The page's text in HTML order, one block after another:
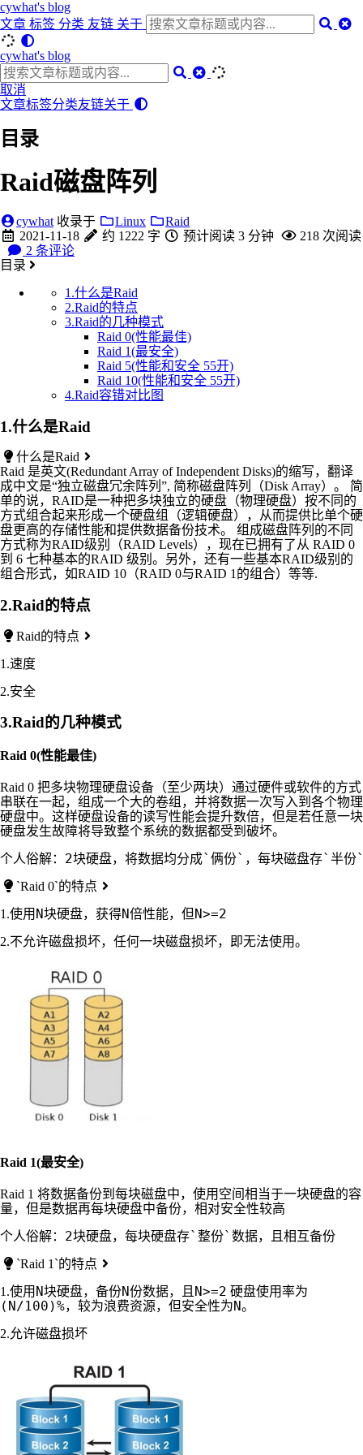
cywhat's blog
文章 标签 分类 友链 关于
cywhat's blog
取消
文章标签分类友链关于
目录
Raid磁盘阵列
cywhat 收录于 Linux
Raid
2021-11-18
约 1222 字 预计阅读 3 分钟 218 次阅读
2 条评论
目录
1.什么是Raid
2.Raid的特点
3.Raid的几种模式
Raid 0(性能最佳)
Raid 1(最安全)
Raid 5(性能和安全 55开)
Raid 10(性能和安全 55开)
4.Raid容错对比图
1.什么是Raid
什么是Raid
Raid 是英文(Redundant Array of Independent Disks)的缩写，翻译
成中文是“独立磁盘冗余阵列”, 简称磁盘阵列（Disk Array）。 简
单的说，RAID是一种把多块独立的硬盘（物理硬盘）按不同的
方式组合起来形成一个硬盘组（逻辑硬盘），从而提供比单个硬
盘更高的存储性能和提供数据备份技术。 组成磁盘阵列的不同
方式称为RAID级别（RAID Levels），现在已拥有了从 RAID 0
到 6 七种基本的RAID 级别。另外，还有一些基本RAID级别的
组合形式，如RAID 10（RAID 0与RAID 1的组合）等等.
2.Raid的特点
Raid的特点
1.速度
2.安全
3.Raid的几种模式
Raid 0(性能最佳)
Raid 0 把多块物理硬盘设备（至少两块）通过硬件或软件的方式
串联在一起，组成一个大的卷组，并将数据一次写入到各个物理
硬盘中。这样硬盘设备的读写性能会提升数倍，但是若任意一块
硬盘发生故障将导致整个系统的数据都受到破坏。
`Raid 0`的特点
1.使用 N块硬盘，获得N倍性能，但N>=2
2.不允许磁盘损坏，任何一块磁盘损坏，即无法使用。
Raid 1(最安全)
Raid 1 将数据备份到每块磁盘中，使用空间相当于一块硬盘的容
量，但是数据再每块硬盘中备份，相对安全性较高
`Raid 1`的特点
1.使用 N块硬盘，备份N份数据，且 N>=2 硬盘使用率为
(N/100)%，较为浪费资源，但安全性为N。
2.允许磁盘损坏